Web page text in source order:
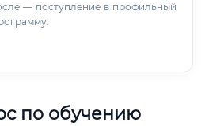
— поступление в профильный
по обучению